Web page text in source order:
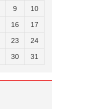
9
10
16
17
23
24
30 31